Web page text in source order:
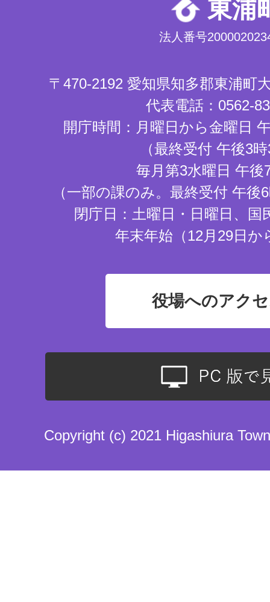
東浦
法人番号
〒470-2192 愛知県知多郡東浦町
代表電話：0562-
開庁時間：月曜日から金曜日
（最終受付 午後3
毎月第3水曜日 午後
（一部の課のみ。最終受付 午
閉庁日：土曜日・日曜日、国
年末年始（12月29日か
役場へのアク
Copyright (c) 2021 Higashiura